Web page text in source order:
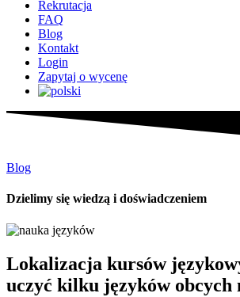
Rekrutacja
FAQ
Blog
Kontakt
Login
Zapytaj o wycenę
Blog
Dzielimy się wiedzą i doświadczeniem
Lokalizacja kursów
uczyć kilku języków obcych